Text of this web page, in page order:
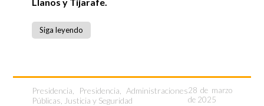
Siga leyendo
Presidencia
Presidencia, Administraciones
Públicas, Justicia y Seguridad
28 de marzo
de 2025